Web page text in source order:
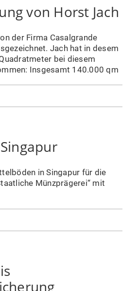
von Horst Jach
der Firma Casalgrande
Jach hat in desem
bei diesem
Insgesamt 140.000 qm
in Singapur für die
Münzprägerei“ mit